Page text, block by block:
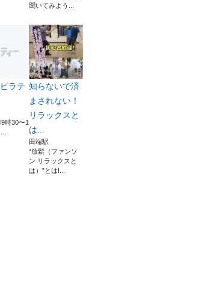
聞いてみよう...
ラテ
時30〜1
知らないで済
まされない！
リラックスと
は...
田端駅
“放鬆（ファンソ
ン リラックスと
は）”とは!...